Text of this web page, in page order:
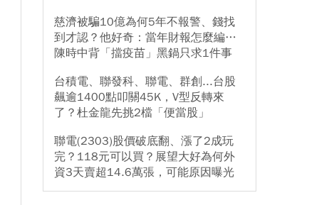
慈濟被騙10億為何5年不報警、錢找
到才認？他好奇：當年財報怎麼編…
陳時中背「擋疫苗」黑鍋只求1件事
台積電、聯發科、聯電、群創...台股
飆逾1400點叩關45K，V型反轉來
了？杜金龍先挑2檔「便當股」
聯電(2303)股價破底翻、漲了2成玩
完？118元可以買？展望大好為何外
資3天賣超14.6萬張，可能原因曝光